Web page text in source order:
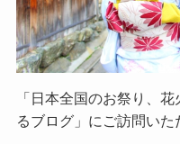
「日本全国のお祭り、
るブログ」 にご訪問いた